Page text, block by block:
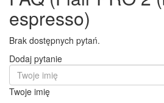
FAQ - Pytania
produktuFlair
(biały) | Flair